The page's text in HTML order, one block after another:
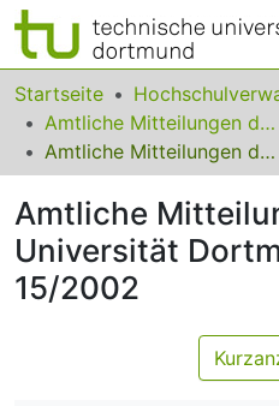
Bereiche & Sammlungen
Das gesamte Repositorium
FAQ
Leitlinien
Zurück zur Startseite
Startseite
Amtliche Mitteilungen der Technischen Universität Dortmund
Amtliche Mitteilungen der Universität Dortmund Nr. 15/2002
Amtliche
Universität
15/2002